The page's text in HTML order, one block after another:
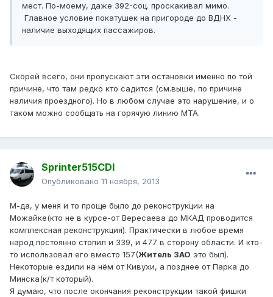
мест. По-моему, даже 392-соц. проскакивал мимо.
Главное условие покатушек на пригороде до ВДНХ -
наличие выходящих пассажиров.
Скорей всего, они пропускают эти остановки именно по той
причине, что там редко кто садится (см.выше, по причине
наличия проездного). Но в любом случае это нарушение, и о
таком можно сообщать на горячую линию МТА.
Sprinter515CDI
Опубликовано 11 ноября, 2013
М-да, у меня и то проще было до реконструкции на
Можайке(кто не в курсе-от Вересаева до МКАД проводится
комплексная реконструкция). Практически в любое время
народ постоянно стопил и 339, и 477 в сторону области. И кто-
то использовал его вместо 157(Житель ЗАО это был).
Некоторые ездили на нём от Кивухи, а позднее от Парка до
Минска(к/т который).
Я думаю, что после окончания реконструкции такой фишки